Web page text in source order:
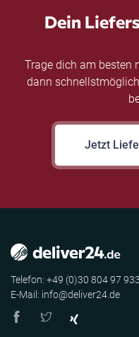
Dein
Trage dich am besten
dann
Jetzt
Telefon: +49 (0)30 804 97 933
E-Mail: info@deliver24.de